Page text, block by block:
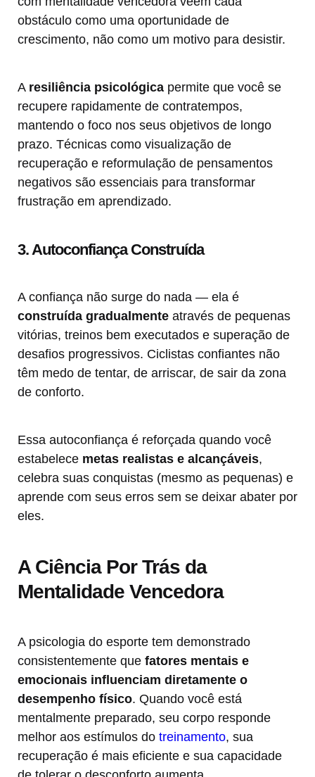
obstáculo como uma oportunidade de
crescimento, não como um motivo para desistir.
A resiliência psicológica permite que você se
recupere rapidamente de contratempos,
mantendo o foco nos seus objetivos de longo
prazo. Técnicas como visualização de
recuperação e reformulação de pensamentos
negativos são essenciais para transformar
frustração em aprendizado.
3. Autoconfiança Construída
A confiança não surge do nada — ela é
construída gradualmente através de pequenas
vitórias, treinos bem executados e superação de
desafios progressivos. Ciclistas confiantes não
têm medo de tentar, de arriscar, de sair da zona
de conforto.
Essa autoconfiança é reforçada quando você
estabelece metas realistas e alcançáveis,
celebra suas conquistas (mesmo as pequenas) e
aprende com seus erros sem se deixar abater por
eles.
A Ciência Por Trás da
Mentalidade Vencedora
A psicologia do esporte tem demonstrado
consistentemente que fatores mentais e
emocionais influenciam diretamente o
desempenho físico. Quando você está
mentalmente preparado, seu corpo responde
melhor aos estímulos do treinamento, sua
recuperação é mais eficiente e sua capacidade